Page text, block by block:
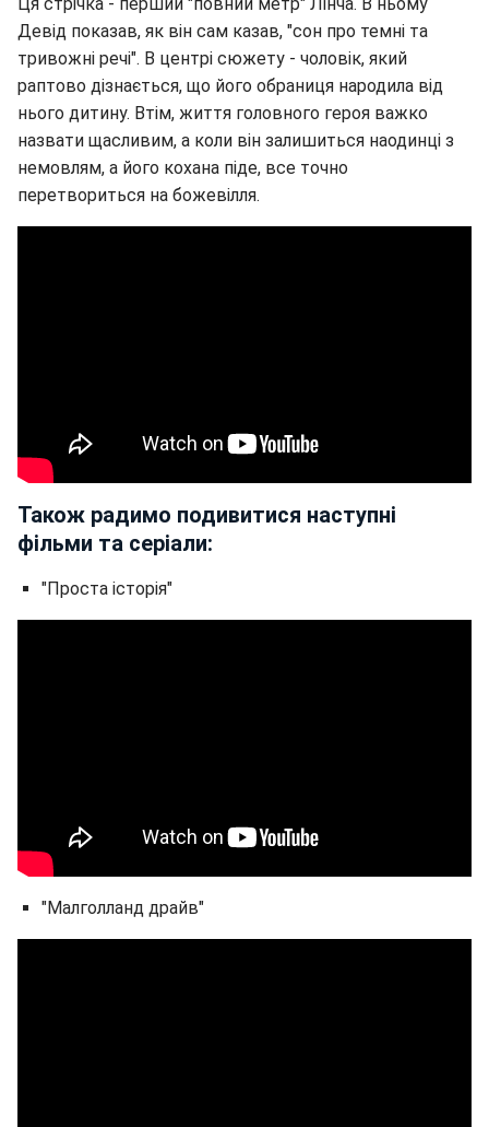
Девід показав, як він сам казав, "сон про темні та
тривожні речі". В центрі сюжету - чоловік, який
раптово дізнається, що його обраниця народила від
нього дитину. Втім, життя головного героя важко
назвати щасливим, а коли він залишиться наодинці з
немовлям, а його кохана піде, все точно
перетвориться на божевілля.
Також радимо подивитися наступні
фільми та серіали:
"Проста історія"
"Малголланд драйв"